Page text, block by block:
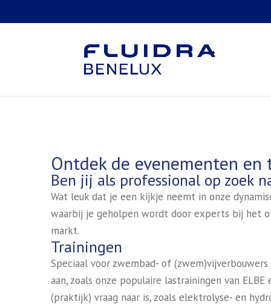
Ontdek de evenementen
Ben jij als professional op zoek
Wat leuk dat je een kijkje neemt in onze
waarbij je geholpen wordt door experts bij het
markt.
Trainingen
Speciaal voor zwembad- of
aan, zoals onze populaire lastrainingen van
(praktijk) vraag naar is, zoals elektrolyse- en